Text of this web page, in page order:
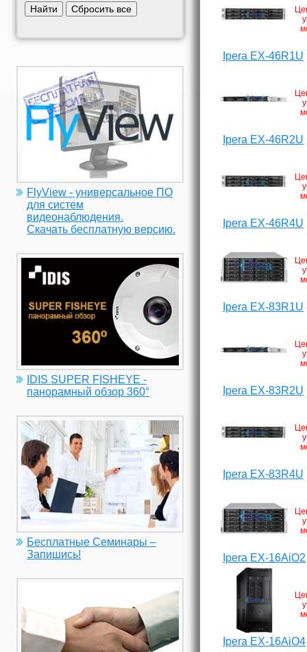
Найти Сбросить все
FlyView - универсальное ПО
для систем
видеонаблюдения.
Скачать бесплатную версию.
IDIS SUPER FISHEYE -
панорамный обзор 360°
Бесплатные Семинары –
Запишись!
Ipera EX-46R1U
Ipera EX-46R2U
Ipera EX-46R4U
Ipera EX-83R1U
Ipera EX-83R2U
Ipera EX-83R4U
Ipera EX-16AiO2
Ipera EX-16AiO4